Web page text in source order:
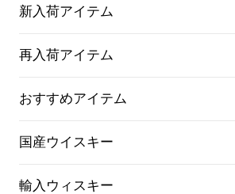
新入荷アイテム
再入荷アイテム
おすすめアイテム
国産ウイスキー
輸入ウィスキー